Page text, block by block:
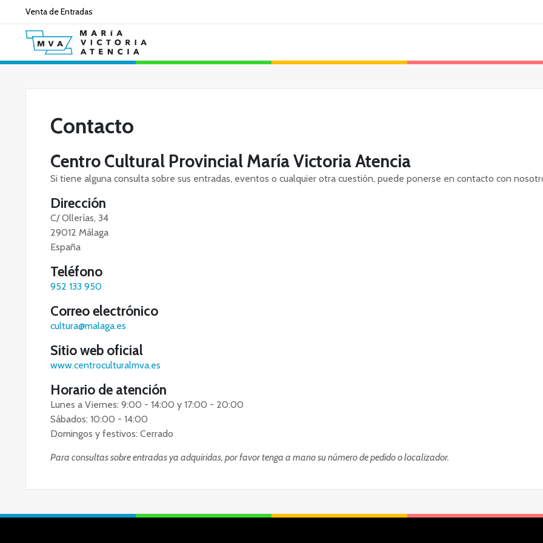
Venta de Entradas
Contacto
Centro Cultural Provincial María Victoria Atencia
Si tiene alguna consulta sobre sus entradas, eventos o cualquier otra cuestión, puede ponerse en contacto con
Dirección
C/ Ollerías, 34
29012 Málaga
España
Teléfono
952 133 950
Correo electrónico
cultura@malaga.es
Sitio web oficial
www.centroculturalmva.es
Horario de atención
Lunes a Viernes: 9:00 - 14:00 y 17:00 - 20:00
Sábados: 10:00 - 14:00
Domingos y festivos: Cerrado
Para consultas sobre entradas ya adquiridas, por favor tenga a mano su número de pedido o localizador.